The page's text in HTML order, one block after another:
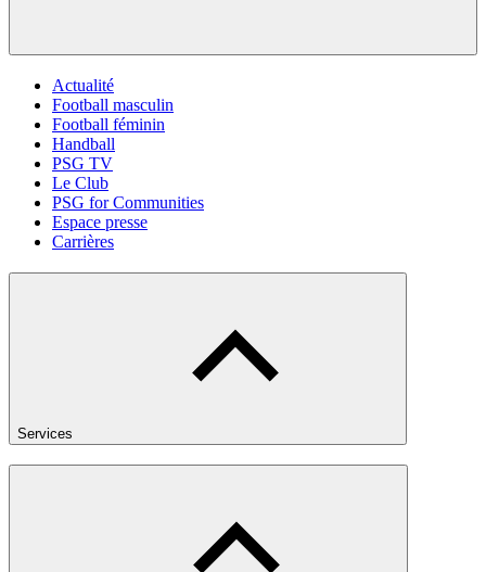
Actualité
Football masculin
Football féminin
Handball
PSG TV
Le Club
PSG for Communities
Espace presse
Carrières
Services